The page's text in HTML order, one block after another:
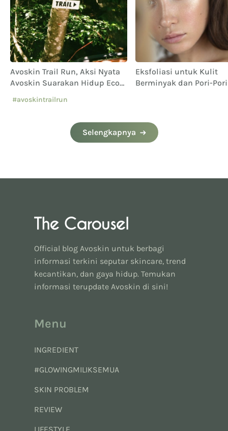
Avoskin Trail Run, Aksi Nyata
Avoskin Suarakan Hidup Eco
#avoskintrailrun
Eksfoliasi untuk Kulit
Berminyak dan Pori-
Selengkapnya
Official blog Avoskin untuk berbagi
informasi terkini seputar skincare, trend
kecantikan, dan gaya hidup. Temukan
informasi terupdate Avoskin di sini!
Menu
INGREDIENT
#GLOWINGMILIKSEMUA
SKIN PROBLEM
REVIEW
LIFESTYLE